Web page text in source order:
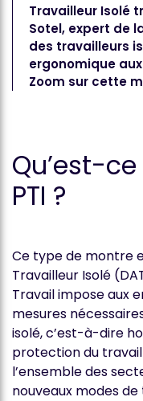
Travailleur Isolé
Sotel, expert de
des travailleurs
ergonomique
Zoom sur cette
Qu’est-
PTI ?
Ce type de montre
Travailleur Isolé
Travail impose aux
mesures
isolé, c’est-à-dire
protection du
l’ensemble des
nouveaux modes